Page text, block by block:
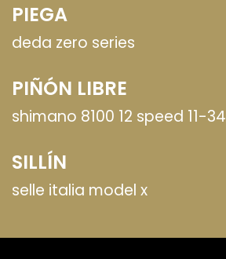
PIEGA
deda zero series
PIÑÓN LIBRE
shimano 8100 12 speed 11-34
SILLÍN
selle italia model x